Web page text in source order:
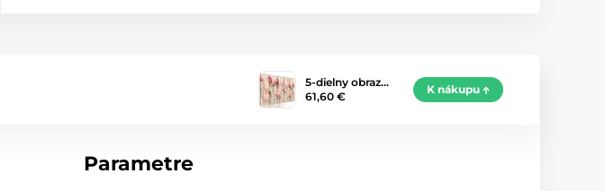
5-dielny obraz…
61,60 €
K nákupu
Parametre